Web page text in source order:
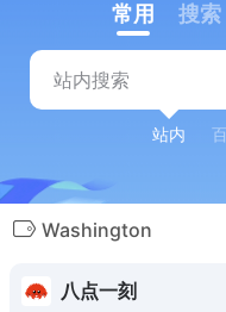
常用 搜索
站内
Washington
八点一刻